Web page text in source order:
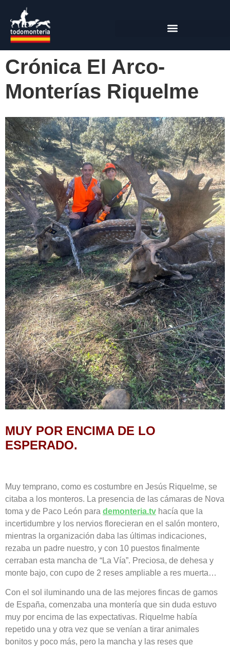
Crónica El Arco-
Monterías Riquelme
MUY POR ENCIMA DE LO
ESPERADO.
Muy temprano, como es costumbre en Jesús Riquelme, se
citaba a los monteros. La presencia de las cámaras de Nova
toma y de Paco León para demonteria.tv hacía que la
incertidumbre y los nervios florecieran en el salón montero,
mientras la organización daba las últimas indicaciones,
rezaba un padre nuestro, y con 10 puestos finalmente
cerraban esta mancha de “La Vía”. Preciosa, de dehesa y
monte bajo, con cupo de 2 reses ampliable a res muerta…
Con el sol iluminando una de las mejores fincas de gamos
de España, comenzaba una montería que sin duda estuvo
muy por encima de las expectativas. Riquelme había
repetido una y otra vez que se venían a tirar animales
bonitos y poco más, pero la mancha y las reses que